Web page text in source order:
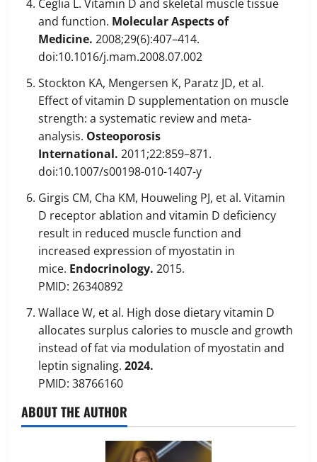
Ceglia L. Vitamin D and skeletal muscle tissue
and function. Molecular Aspects of
Medicine. 2008;29(6):407–414.
doi:10.1016/j.mam.2008.07.002
Stockton KA, Mengersen K, Paratz JD, et al.
Effect of vitamin D supplementation on muscle
strength: a systematic review and meta-
analysis. Osteoporosis
International. 2011;22:859–871.
doi:10.1007/s00198-010-1407-y
Girgis CM, Cha KM, Houweling PJ, et al. Vitamin
D receptor ablation and vitamin D deficiency
result in reduced muscle function and
increased expression of myostatin in
mice. Endocrinology. 2015.
PMID: 26340892
Wallace W, et al. High dose dietary vitamin D
allocates surplus calories to muscle and growth
instead of fat via modulation of myostatin and
leptin signaling. 2024.
PMID: 38766160
ABOUT THE AUTHOR